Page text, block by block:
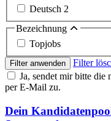
Deutsch 2
Bezeichnung
Topjobs
Filter anwenden
Filter
Ja, sendet mir bitte die
per E-Mail zu.
Dein